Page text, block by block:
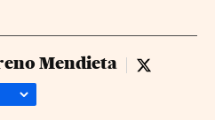
Mendieta Miguel